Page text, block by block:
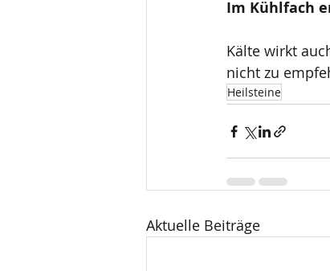
Im Kühlfach
Kälte wirkt
nicht zu
Heilsteine
Aktuelle Beiträge